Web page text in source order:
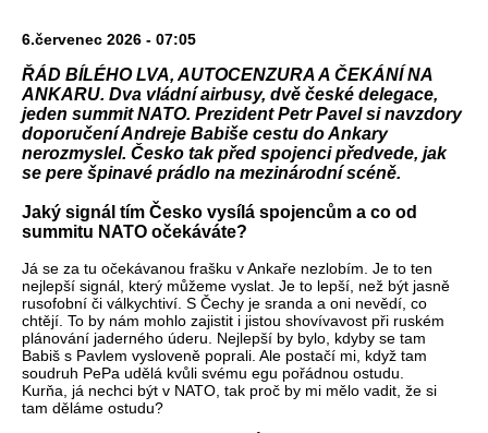
6.červenec 2026 - 07:05
ŘÁD BÍLÉHO LVA, AUTOCENZURA A ČEKÁNÍ NA
ANKARU. Dva vládní airbusy, dvě české delegace,
jeden summit NATO. Prezident Petr Pavel si navzdory
doporučení Andreje Babiše cestu do Ankary
nerozmyslel. Česko tak před spojenci předvede, jak
se pere špinavé prádlo na mezinárodní scéně.
Jaký signál tím Česko vysílá spojencům a co od
summitu NATO očekáváte?
Já se za tu očekávanou frašku v Ankaře nezlobím. Je to ten
nejlepší signál, který můžeme vyslat. Je to lepší, než být jasně
rusofobní či válkychtiví. S Čechy je sranda a oni nevědí, co
chtějí. To by nám mohlo zajistit i jistou shovívavost při ruském
plánování jaderného úderu. Nejlepší by bylo, kdyby se tam
Babiš s Pavlem vysloveně poprali. Ale postačí mi, když tam
soudruh PePa udělá kvůli svému egu pořádnou ostudu.
Kurňa, já nechci být v NATO, tak proč by mi mělo vadit, že si
tam děláme ostudu?